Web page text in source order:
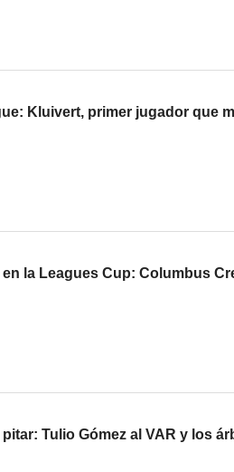
Kluivert, primer jugador que
en la Leagues Cup: Columbus
Tulio Gómez al VAR y los